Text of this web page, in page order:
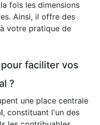
fois les dimensions
Ainsi, il offre des
votre pratique de
faciliter vos
?
une place centrale
, constituant l'un des